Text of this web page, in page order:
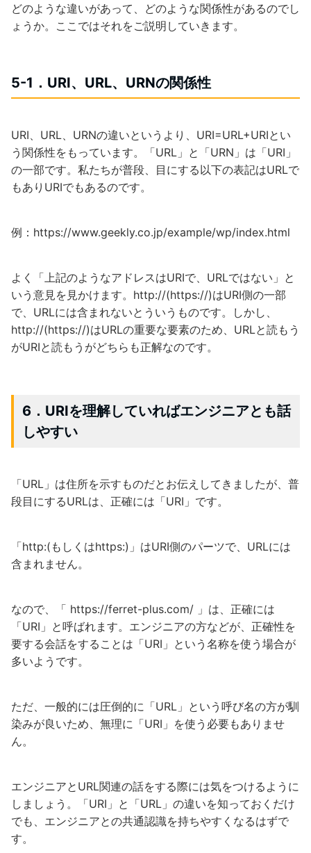
どのような違いがあって、どのような関係性があるのでし
ょうか。ここではそれをご説明していきます。
5-1．URI、URL、URNの関係性
URI、URL、URNの違いというより、URI=URL+URIとい
う関係性をもっています。「URL」と「URN」は「URI」
の一部です。私たちが普段、目にする以下の表記はURLで
もありURIでもあるのです。
例：https://www.geekly.co.jp/example/wp/index.html
よく「上記のようなアドレスはURIで、URLではない」と
いう意見を見かけます。http://(https://)はURI側の一部
で、URLには含まれないとういうものです。しかし、
http://(https://)はURLの重要な要素のため、URLと読もう
がURIと読もうがどちらも正解なのです。
6．URIを理解していればエンジニアとも話
しやすい
「URL」は住所を示すものだとお伝えしてきましたが、普
段目にするURLは、正確には「URI」です。
「http:(もしくはhttps:)」はURI側のパーツで、URLには
含まれません。
なので、「 https://ferret-plus.com/ 」は、正確には
「URI」と呼ばれます。エンジニアの方などが、正確性を
要する会話をすることは「URI」という名称を使う場合が
多いようです。
ただ、一般的には圧倒的に「URL」という呼び名の方が馴
染みが良いため、無理に「URI」を使う必要もありませ
ん。
エンジニアとURL関連の話をする際には気をつけるように
しましょう。「URI」と「URL」の違いを知っておくだけ
でも、エンジニアとの共通認識を持ちやすくなるはずで
す。